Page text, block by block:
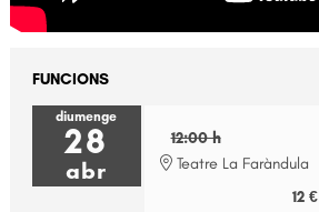
FUNCIONS
diumenge
28
abr
12:00 h
Teatre La Faràndula
12 €